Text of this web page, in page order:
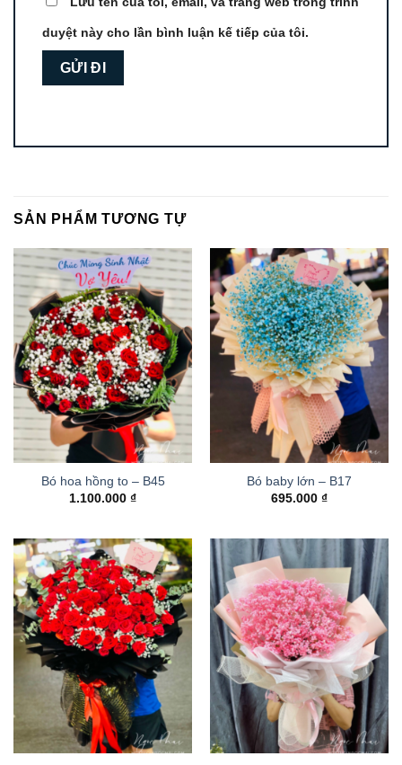
duyệt này cho lần bình luận kế tiếp của tôi.
SẢN PHẨM TƯƠNG TỰ
Bó hoa hồng to – B45
1.100.000 ₫
Bó baby lớn – B17
695.000 ₫